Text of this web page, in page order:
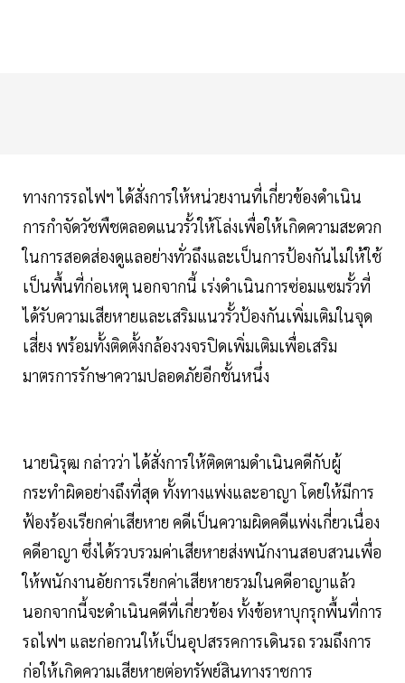
ทางการรถไฟฯ ได้สั่งการให้หน่วยงานที่เกี่ยวข้องดำเนิน
การกำจัดวัชพืชตลอดแนวรั้วให้โล่งเพื่อให้เกิดความสะดวก
ในการสอดส่องดูแลอย่างทั่วถึงและเป็นการป้องกันไม่ให้ใช้
เป็นพื้นที่ก่อเหตุ นอกจากนี้ เร่งดำเนินการซ่อมแซมรั้วที่
ได้รับความเสียหายและเสริมแนวรั้วป้องกันเพิ่มเติมในจุด
เสี่ยง พร้อมทั้งติดตั้งกล้องวงจรปิดเพิ่มเติมเพื่อเสริม
มาตรการรักษาความปลอดภัยอีกชั้นหนึ่ง
นายนิรุฒ กล่าวว่า ได้สั่งการให้ติดตามดำเนินคดีกับผู้
กระทำผิดอย่างถึงที่สุด ทั้งทางแพ่งและอาญา โดยให้มีการ
ฟ้องร้องเรียกค่าเสียหาย คดีเป็นความผิดคดีแพ่งเกี่ยวเนื่อง
คดีอาญา ซึ่งได้รวบรวมค่าเสียหายส่งพนักงานสอบสวนเพื่อ
ให้พนักงานอัยการเรียกค่าเสียหายรวมในคดีอาญาแล้ว
นอกจากนี้จะดำเนินคดีที่เกี่ยวข้อง ทั้งข้อหาบุกรุกพื้นที่การ
รถไฟฯ และก่อกวนให้เป็นอุปสรรคการเดินรถ รวมถึงการ
ก่อให้เกิดความเสียหายต่อทรัพย์สินทางราชการ